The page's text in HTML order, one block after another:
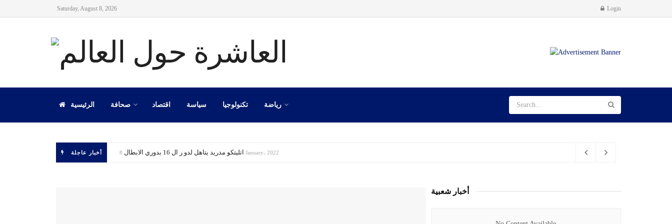
Saturday, August 8, 2026 Login
الرئيسية صحافة اقتصاد سياسة تكنولوجيا رياضة
أخبار عاجلة اتليتكو مدريد يتاهل لدو ر ال 16 بدوري الابطال 8 January، 2022
أخبار شعبية